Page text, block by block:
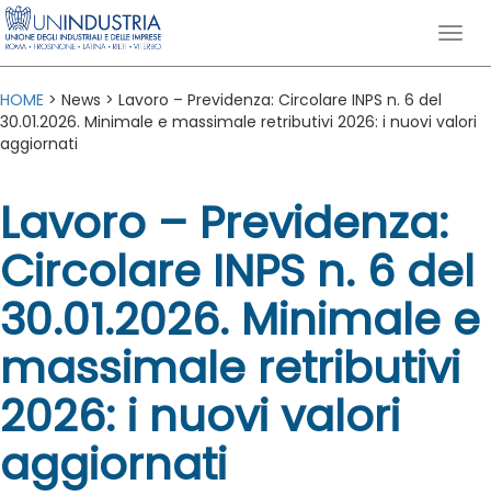
HOME > News > Lavoro – Previdenza: Circolare INPS n. 6 del
30.01.2026. Minimale e massimale retributivi 2026: i nuovi valori
aggiornati
Lavoro – Previdenza:
Circolare INPS n. 6 del
30.01.2026. Minimale e
massimale retributivi
2026: i nuovi valori
aggiornati